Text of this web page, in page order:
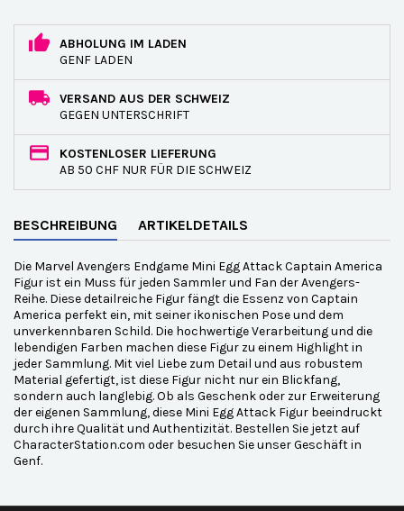
ABHOLUNG IM LADEN
GENF LADEN
VERSAND AUS DER SCHWEIZ
GEGEN UNTERSCHRIFT
KOSTENLOSER LIEFERUNG
AB 50 CHF NUR FÜR DIE SCHWEIZ
BESCHREIBUNG ARTIKELDETAILS
Die Marvel Avengers Endgame Mini Egg Attack Captain America
Figur ist ein Muss für jeden Sammler und Fan der Avengers-
Reihe. Diese detailreiche Figur fängt die Essenz von Captain
America perfekt ein, mit seiner ikonischen Pose und dem
unverkennbaren Schild. Die hochwertige Verarbeitung und die
lebendigen Farben machen diese Figur zu einem Highlight in
jeder Sammlung. Mit viel Liebe zum Detail und aus robustem
Material gefertigt, ist diese Figur nicht nur ein Blickfang,
sondern auch langlebig. Ob als Geschenk oder zur Erweiterung
der eigenen Sammlung, diese Mini Egg Attack Figur beeindruckt
durch ihre Qualität und Authentizität. Bestellen Sie jetzt auf
CharacterStation.com oder besuchen Sie unser Geschäft in
Genf.